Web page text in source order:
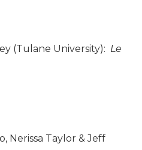
(Tulane University): Le
Nerissa Taylor & Jeff